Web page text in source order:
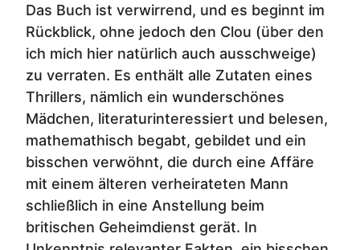
Das Buch ist verwirrend, und es beginnt im
Rückblick, ohne jedoch den Clou (über den
ich mich hier natürlich auch ausschweige)
zu verraten. Es enthält alle Zutaten eines
Thrillers, nämlich ein wunderschönes
Mädchen, literaturinteressiert und belesen,
mathemathisch begabt, gebildet und ein
bisschen verwöhnt, die durch eine Affäre
mit einem älteren verheirateten Mann
schließlich in eine Anstellung beim
britischen Geheimdienst gerät. In